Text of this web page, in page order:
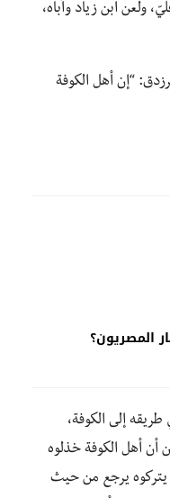
ولعن ابن زياد وأباه،
“إن أهل الكوفة
المصريون؟
إلى الكوفة،
أن أهل الكوفة خذلوه
يرجع من حيث